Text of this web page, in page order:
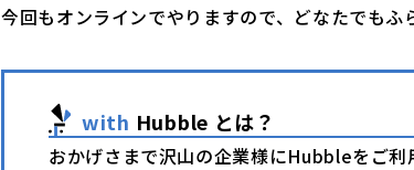
今回もオンラインでやりますので、どなたでもふ
with Hubble とは？
おかげさまで沢山の企業様にHubbleをご利